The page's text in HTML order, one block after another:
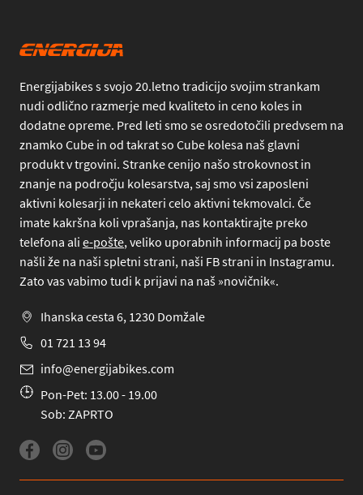
Energijabikes s svojo 20.letno tradicijo svojim strankam
nudi odlično razmerje med kvaliteto in ceno koles in
dodatne opreme. Pred leti smo se osredotočili predvsem na
znamko Cube in od takrat so Cube kolesa naš glavni
produkt v trgovini. Stranke cenijo našo strokovnost in
znanje na področju kolesarstva, saj smo vsi zaposleni
aktivni kolesarji in nekateri celo aktivni tekmovalci. Če
imate kakršna koli vprašanja, nas kontaktirajte preko
telefona ali e-pošte, veliko uporabnih informacij pa boste
našli že na naši spletni strani, naši FB strani in Instagramu.
Zato vas vabimo tudi k prijavi na naš »novičnik«.
Ihanska cesta 6, 1230 Domžale
01 721 13 94
info@energijabikes.com
Pon-Pet: 13.00 - 19.00
Sob: ZAPRTO